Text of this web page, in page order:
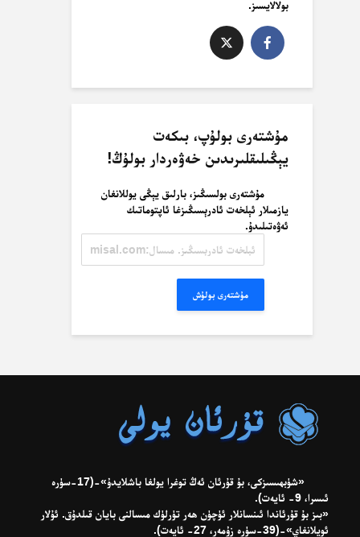
بولالايسىز.
مۇشتەرى بولۇپ، بىكەت
يېڭىلىقلىرىدىن خەۋەردار بولۇڭ!
مۇشتەرى بولسىڭىز، بارلىق يېڭى يوللانغان
يازمىلار ئېلخەت ئادرېسىڭىزغا ئاپتوماتىك
ئەۋەتىلىدۇ.
ئادرېسىڭىز.
مۇشتەرى بولۇش
«شۈبھىسىزكى، بۇ قۇرئان ئەڭ توغرا يولغا باشلايدۇ»-(17-سۈرە
ئىسرا، 9- ئايەت).
«بىز بۇ قۇرئاندا ئىنسانلار ئۈچۈن ھەر تۈرلۈك مىسالنى بايان قىلدۇق. ئۇلار
ئويلانغاي»-(39-سۈرە زۇمەر، 27- ئايەت).